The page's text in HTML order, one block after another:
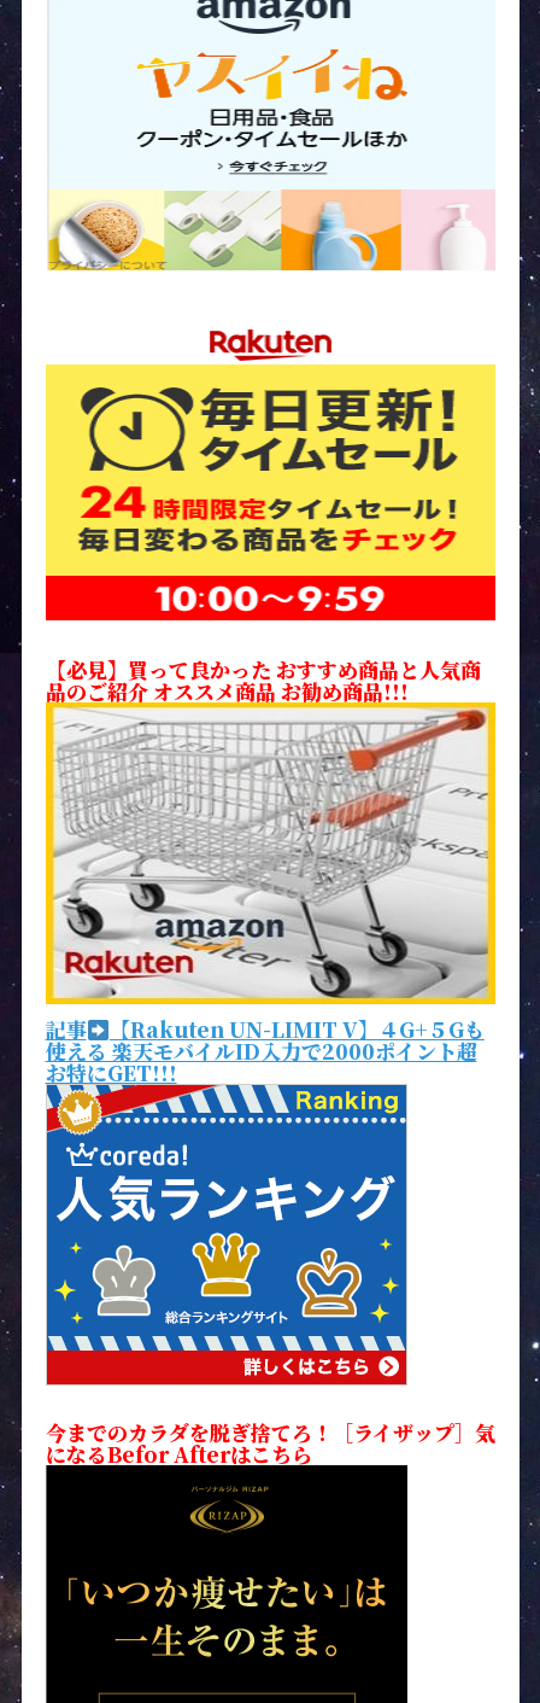
【必見】買って良かった おすすめ商品と人気商
品のご紹介 オススメ商品 お勧め商品!!!
記事 【Rakuten UN-LIMIT V】４G+５Gも
使える 楽天モバイルID入力で2000ポイント超
お特にGET!!!
今までのカラダを脱ぎ捨てろ！［ライザップ］気
になるBefor Afterはこちら